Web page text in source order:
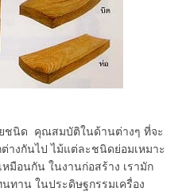
ด คุณสมบัติในด้านต่างๆ ที่จะ
างกันไป ไม้แต่ละชนิดย่อมเหมาะ
มือนกัน ในงานก่อสร้าง เรามัก
ทาน ในประดิษฐกรรมเครื่อง